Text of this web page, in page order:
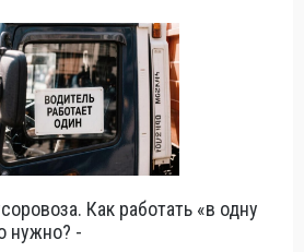
Как работать «в одну
нужно? -